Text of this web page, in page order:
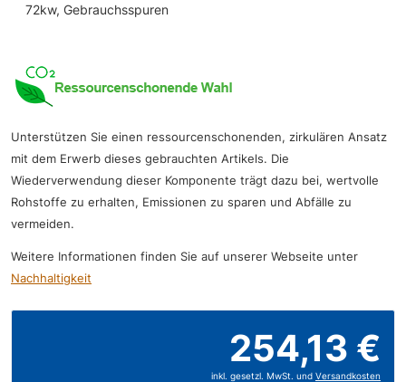
72kw, Gebrauchsspuren
Unterstützen Sie einen ressourcenschonenden, zirkulären Ansatz
mit dem Erwerb dieses gebrauchten Artikels. Die
Wiederverwendung dieser Komponente trägt dazu bei, wertvolle
Rohstoffe zu erhalten, Emissionen zu sparen und Abfälle zu
vermeiden.
Weitere Informationen finden Sie auf unserer Webseite unter
Nachhaltigkeit
254,13 €
inkl. gesetzl. MwSt. und Versandkosten